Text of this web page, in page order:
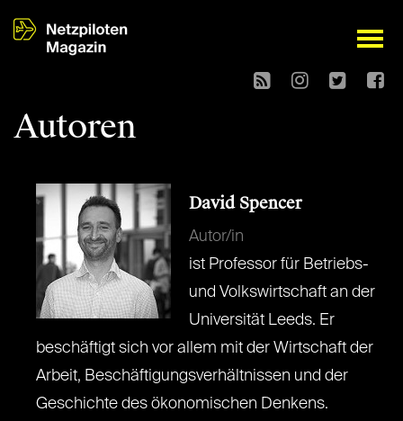
open
Autoren
David Spencer
Autor/in
ist Professor für Betriebs-
und Volkswirtschaft an der
Universität Leeds. Er
beschäftigt sich vor allem mit der Wirtschaft der
Arbeit, Beschäftigungsverhältnissen und der
Geschichte des ökonomischen Denkens.